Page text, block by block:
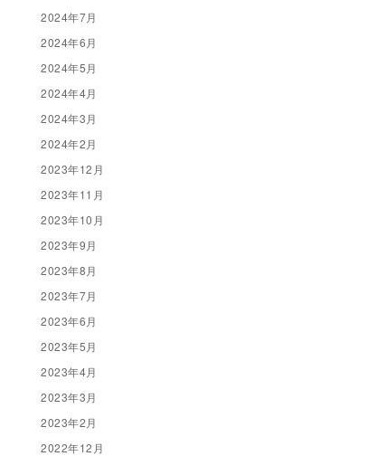
2024年7月
2024年6月
2024年5月
2024年4月
2024年3月
2024年2月
2023年12月
2023年11月
2023年10月
2023年9月
2023年8月
2023年7月
2023年6月
2023年5月
2023年4月
2023年3月
2023年2月
2022年12月